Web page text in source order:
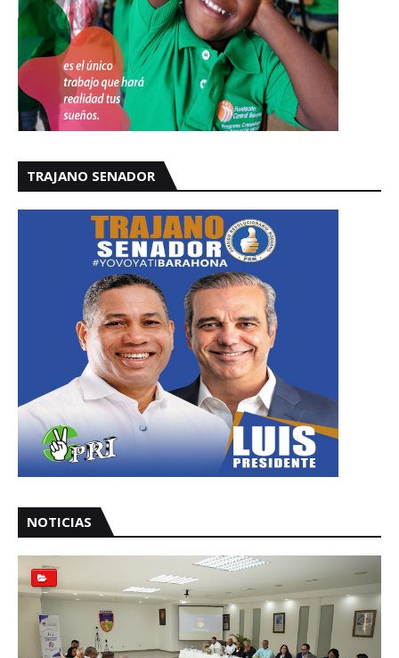
TRAJANO SENADOR
NOTICIAS